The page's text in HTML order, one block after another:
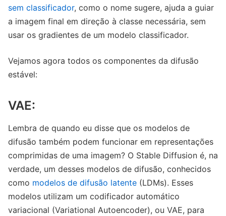
sem classificador, como o nome sugere, ajuda a guiar
a imagem final em direção à classe necessária, sem
usar os gradientes de um modelo classificador.
Vejamos agora todos os componentes da difusão
estável:
VAE:
Lembra de quando eu disse que os modelos de
difusão também podem funcionar em representações
comprimidas de uma imagem? O Stable Diffusion é, na
verdade, um desses modelos de difusão, conhecidos
como modelos de difusão latente (LDMs). Esses
modelos utilizam um codificador automático
variacional (Variational Autoencoder), ou VAE, para